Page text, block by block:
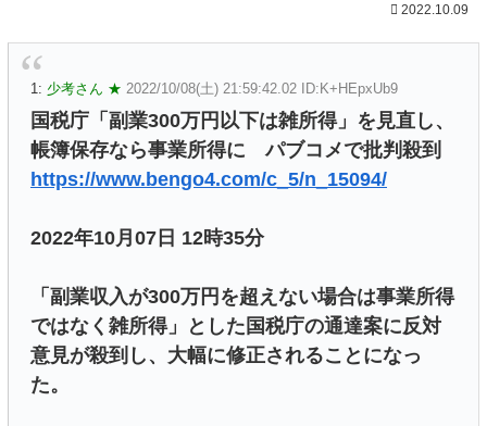
2022.10.09
1: 少考さん ★ 2022/10/08(土) 21:59:42.02 ID:K+HEpxUb9
国税庁「副業300万円以下は雑所得」を見直し、
帳簿保存なら事業所得に パブコメで批判殺到
https://www.bengo4.com/c_5/n_15094/
2022年10月07日 12時35分
「副業収入が300万円を超えない場合は事業所得
ではなく雑所得」とした国税庁の通達案に反対
意見が殺到し、大幅に修正されることになっ
た。